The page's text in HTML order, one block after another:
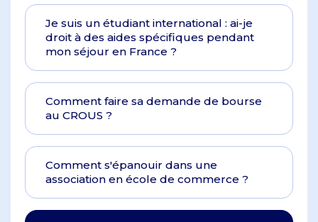
Je suis un étudiant international : ai-je
droit à des aides spécifiques pendant
mon séjour en France ?
Comment faire sa demande de bourse
au CROUS ?
Comment s'épanouir dans une
association en école de commerce ?